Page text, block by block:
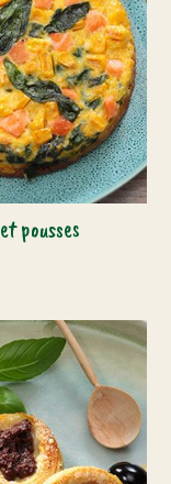
pousses